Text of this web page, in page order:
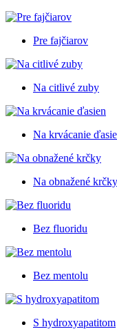
Pre fajčiarov
Na citlivé zuby
Na krvácanie
Na obnažené krčky
Bez fluoridu
Bez mentolu
S hydroxyapatitom